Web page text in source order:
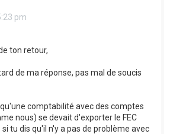
pm
ton retour,
de ma réponse, pas mal de soucis
qu'une comptabilité avec des comptes
nous) se devait d'exporter le FEC
tu dis qu'il n'y a pas de problème avec